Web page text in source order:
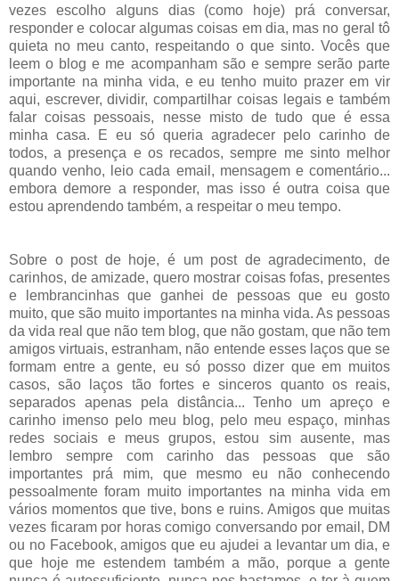
vezes escolho alguns dias (como hoje) prá conversar,
responder e colocar algumas coisas em dia, mas no geral tô
quieta no meu canto, respeitando o que sinto. Vocês que
leem o blog e me acompanham são e sempre serão parte
importante na minha vida, e eu tenho muito prazer em vir
aqui, escrever, dividir, compartilhar coisas legais e também
falar coisas pessoais, nesse misto de tudo que é essa
minha casa. E eu só queria agradecer pelo carinho de
todos, a presença e os recados, sempre me sinto melhor
quando venho, leio cada email, mensagem e comentário...
embora demore a responder, mas isso é outra coisa que
estou aprendendo também, a respeitar o meu tempo.
Sobre o post de hoje, é um post de agradecimento, de
carinhos, de amizade, quero mostrar coisas fofas, presentes
e lembrancinhas que ganhei de pessoas que eu gosto
muito, que são muito importantes na minha vida. As pessoas
da vida real que não tem blog, que não gostam, que não tem
amigos virtuais, estranham, não entende esses laços que se
formam entre a gente, eu só posso dizer que em muitos
casos, são laços tão fortes e sinceros quanto os reais,
separados apenas pela distância... Tenho um apreço e
carinho imenso pelo meu blog, pelo meu espaço, minhas
redes sociais e meus grupos, estou sim ausente, mas
lembro sempre com carinho das pessoas que são
importantes prá mim, que mesmo eu não conhecendo
pessoalmente foram muito importantes na minha vida em
vários momentos que tive, bons e ruins. Amigos que muitas
vezes ficaram por horas comigo conversando por email, DM
ou no Facebook, amigos que eu ajudei a levantar um dia, e
que hoje me estendem também a mão, porque a gente